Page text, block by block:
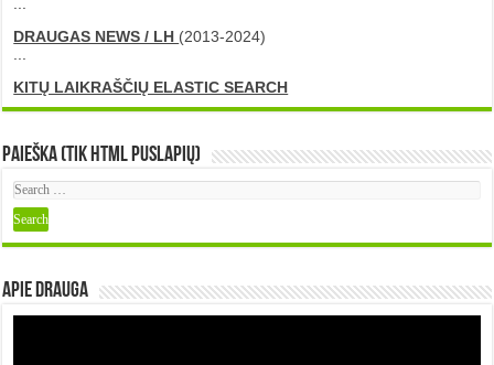
DRAUGAS NEWS / LH (2013-2024)
KITŲ LAIKRAŠČIŲ ELASTIC SEARCH
Paieška (tik HTML puslapių)
Apie DRAUGA